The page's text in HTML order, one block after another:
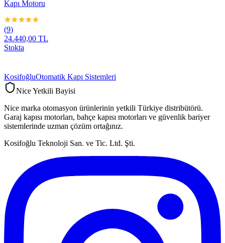
Kapı Motoru
(9)
24.440,00 TL
Stokta
KosifoğluOtomatik Kapı Sistemleri
Nice Yetkili Bayisi
Nice marka otomasyon ürünlerinin yetkili Türkiye distribütörü.
Garaj kapısı motorları, bahçe kapısı motorları ve güvenlik bariyer
sistemlerinde uzman çözüm ortağınız.
Kosifoğlu Teknoloji San. ve Tic. Ltd. Şti.